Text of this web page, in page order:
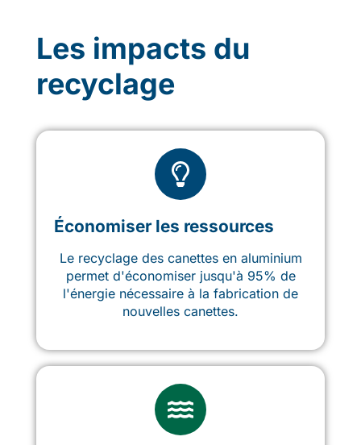
Les impacts du
recyclage
Économiser les ressources
Le recyclage des canettes en aluminium
permet d'économiser jusqu'à 95% de
l'énergie nécessaire à la fabrication de
nouvelles canettes.